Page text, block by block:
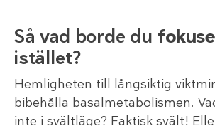
Så vad borde du
istället?
Hemligheten till långsiktig
bibehålla basalmetabolismen.
inte i svältläge? Faktisk svält!